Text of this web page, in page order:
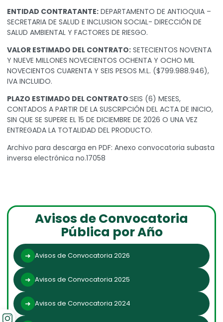
ENTIDAD CONTRATANTE: DEPARTAMENTO DE ANTIOQUIA –
SECRETARIA DE SALUD E INCLUSION SOCIAL- DIRECCIÓN DE
SALUD AMBIENTAL Y FACTORES DE RIESGO.
VALOR ESTIMADO DEL CONTRATO: SETECIENTOS NOVENTA
Y NUEVE MILLONES NOVECIENTOS OCHENTA Y OCHO MIL
NOVECIENTOS CUARENTA Y SEIS PESOS M.L. ($799.988.946),
IVA INCLUIDO.
PLAZO ESTIMADO DEL CONTRATO:SEIS (6) MESES,
CONTADOS A PARTIR DE LA SUSCRIPCIÓN DEL ACTA DE INICIO,
SIN QUE SE SUPERE EL 15 DE DICIEMBRE DE 2026 O UNA VEZ
ENTREGADA LA TOTALIDAD DEL PRODUCTO.
Archivo para descarga en PDF: Anexo convocatoria subasta
inversa electrónica no.17058
Avisos de Convocatoria
Pública por Año
Avisos de Convocatoria 2026
Avisos de Convocatoria 2025
Avisos de Convocatoria 2024